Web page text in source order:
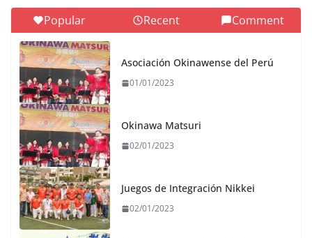
Popular Recent Comment
Asociación Okinawense del Perú
01/01/2023
Okinawa Matsuri
02/01/2023
Juegos de Integración Nikkei
02/01/2023